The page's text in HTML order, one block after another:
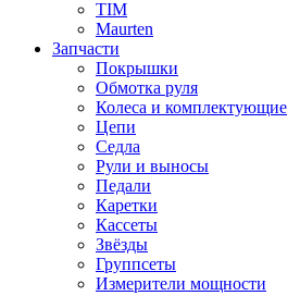
TIM
Maurten
Запчасти
Покрышки
Обмотка руля
Колеса и комплектующие
Цепи
Седла
Рули и выносы
Педали
Каретки
Кассеты
Звёзды
Группсеты
Измерители мощности